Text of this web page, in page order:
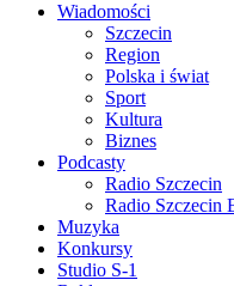
Wiadomości
Szczecin
Region
Polska i świat
Sport
Kultura
Biznes
Podcasty
Radio Szczecin
Radio Szczecin
Muzyka
Konkursy
Studio S-1